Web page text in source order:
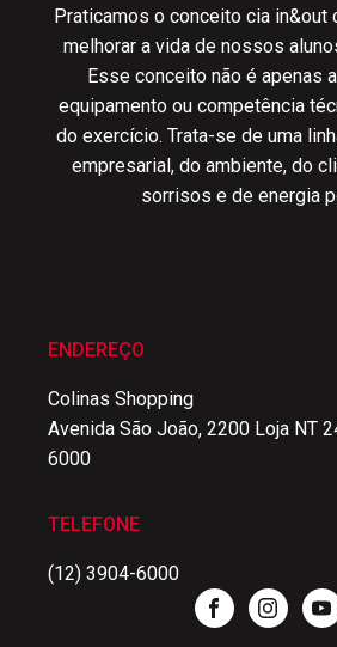
Praticamos o conceito cia in&out
melhorar a vida de nossos
Esse conceito não é apenas
equipamento ou competência
do exercício. Trata-se de uma
empresarial, do ambiente, do
sorrisos e de energia
ENDEREÇO
Colinas Shopping
Avenida São João, 2200 Loja NT
6000
TELEFONE
(12) 3904-6000